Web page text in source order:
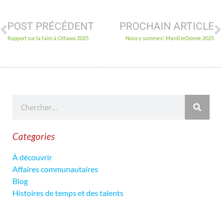
POST PRÉCÉDENT
Rapport sur la faim à Ottawa 2025
PROCHAIN ARTICLE
Nous y sommes! MardiJeDonne 2025
Categories
À découvrir
Affaires communautaires
Blog
Histoires de temps et des talents